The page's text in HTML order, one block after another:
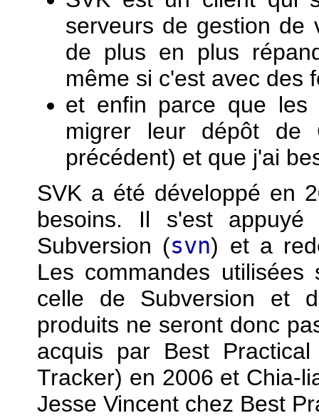
serveurs de gestion de
de plus en plus
même si c'est avec des
et enfin parce que les
migrer leur dépôt de
précédent) et que j'ai
SVK a été développé en
besoins. Il s'est
Subversion (svn) et a
Les commandes
celle de Subversion et
produits ne seront donc
acquis par Best
Tracker) en 2006 et Chia-
Jesse Vincent chez Best